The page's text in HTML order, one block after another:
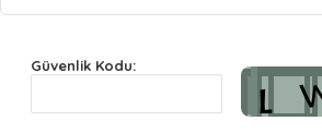
Güvenlik Kodu: